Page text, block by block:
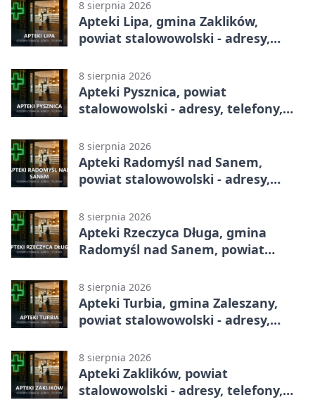
8 sierpnia 2026
Apteki Lipa, gmina Zaklików,
powiat stalowowolski - adresy,
8 sierpnia 2026
Apteki Pysznica, powiat
stalowowolski - adresy, telefony,
8 sierpnia 2026
Apteki Radomyśl nad Sanem,
powiat stalowowolski - adresy,
8 sierpnia 2026
Apteki Rzeczyca Długa, gmina
Radomyśl nad Sanem, powiat
godziny otwarcia
8 sierpnia 2026
Apteki Turbia, gmina Zaleszany,
powiat stalowowolski - adresy,
8 sierpnia 2026
Apteki Zaklików, powiat
stalowowolski - adresy, telefony,